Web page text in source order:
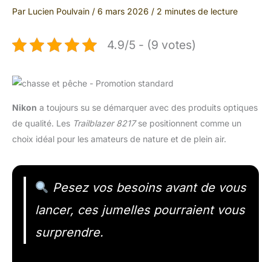
Par Lucien Poulvain / 6 mars 2026 / 2 minutes de lecture
4.9/5 - (9 votes)
Nikon a toujours su se démarquer avec des produits optiques
de qualité. Les Trailblazer 8217se positionnent comme un
choix idéal pour les amateurs de nature et de plein air.
Pesez vos besoins avant de vous
lancer, ces jumelles pourraient vous
surprendre.